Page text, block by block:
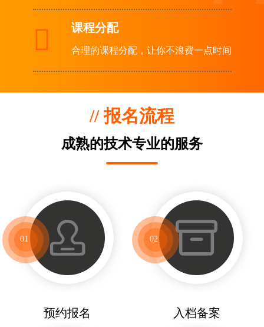
 课程分配
合理的课程分配，让你不浪费一点时间
// 报名流程
成熟的技术专业的服务
01
预约报名
02
入档备案